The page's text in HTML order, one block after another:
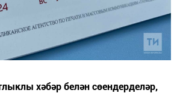
хәбәр белән сөендерделәр,